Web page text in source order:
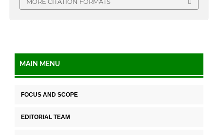
MAIN MENU
FOCUS AND SCOPE
EDITORIAL TEAM